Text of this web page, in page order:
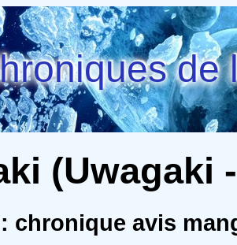
de
(Uwagaki
chronique avis